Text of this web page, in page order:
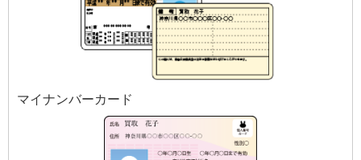
マイナンバーカード